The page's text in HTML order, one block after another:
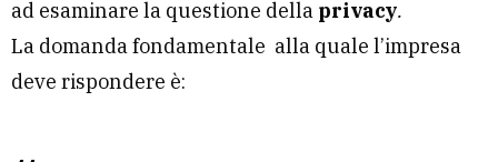
ad esaminare la questione della privacy.
La domanda fondamentale alla quale l’impresa
deve rispondere è: